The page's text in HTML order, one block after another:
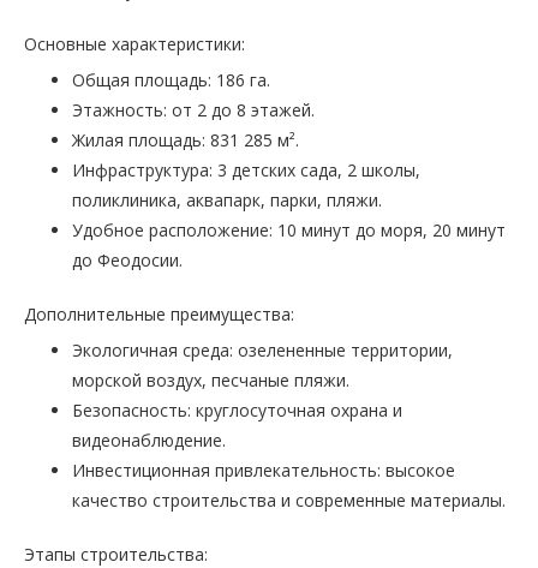
Основные характеристики:
Общая площадь: 186 га.
Этажность: от 2 до 8 этажей.
Жилая площадь: 831 285 м².
Инфраструктура: 3 детских сада, 2 школы,
поликлиника, аквапарк, парки, пляжи.
Удобное расположение: 10 минут до моря, 20 минут
до Феодосии.
Дополнительные преимущества:
Экологичная среда: озелененные территории,
морской воздух, песчаные пляжи.
Безопасность: круглосуточная охрана и
видеонаблюдение.
Инвестиционная привлекательность: высокое
качество строительства и современные материалы.
Этапы строительства: